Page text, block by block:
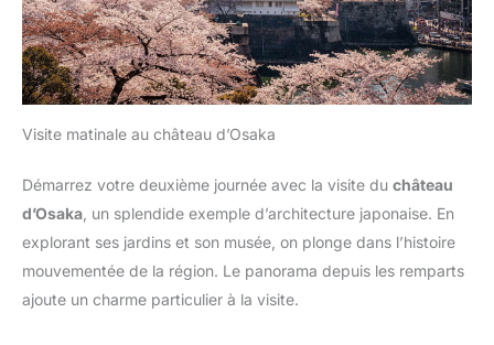
Visite matinale au château d’Osaka
Démarrez votre deuxième journée avec la visite du château
d’Osaka, un splendide exemple d’architecture japonaise. En
explorant ses jardins et son musée, on plonge dans l’histoire
mouvementée de la région. Le panorama depuis les remparts
ajoute un charme particulier à la visite.